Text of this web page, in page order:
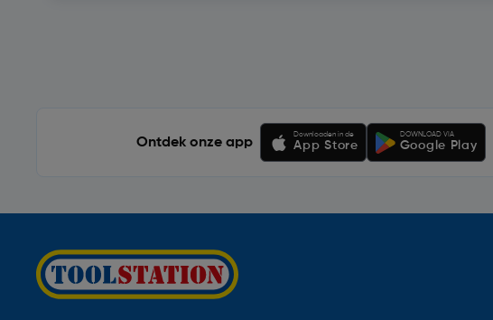
Ontdek onze app
Downloaden in de
App Store
DOWNLOAD VIA
Google Play